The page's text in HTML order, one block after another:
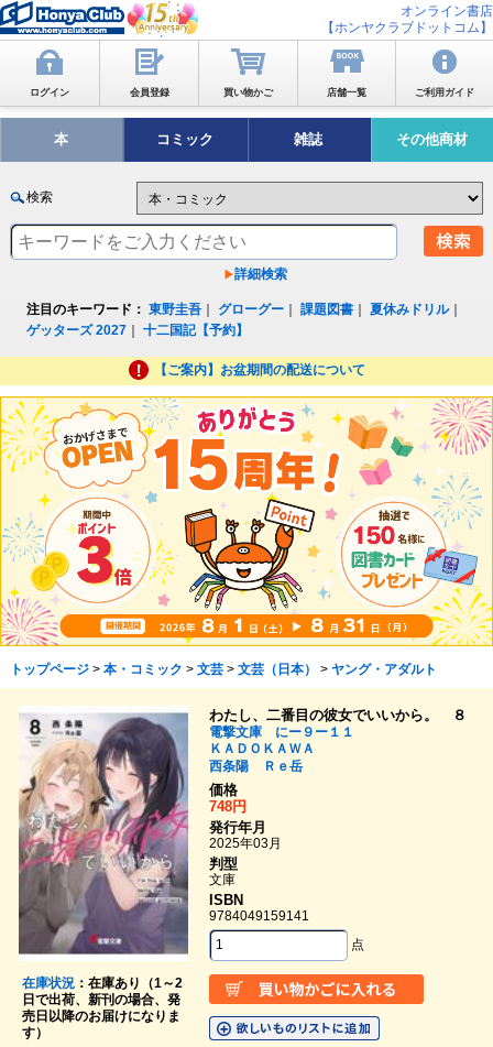
オンライン書店
【ホンヤクラブドットコム】
ログイン 会員登録 買い物かご 店舗一覧 ご利用ガイド
本 コミック 雑誌 その他商材
検索
詳細検索
注目のキーワード： 東野圭吾 グローグー ｜課題図書 ｜夏休みドリル｜
ゲッターズ 2027 ｜十二国記【予約】
【ご案内】お盆期間の配送について
トップページ> 本・コミック > 文芸> 文芸（日本） > ヤング・アダルト
在庫状況：在庫あり（1～2
日で出荷、新刊の場合、発
売日以降のお届けになりま
す）
わたし、二番目の彼女でいいから。 ８
電撃文庫 にー９ー１１
ＫＡＤＯＫＡＷＡ
西条陽
Ｒｅ岳
価格
748円
発行年月
2025年03月
判型
文庫
ISBN
9784049159141
点